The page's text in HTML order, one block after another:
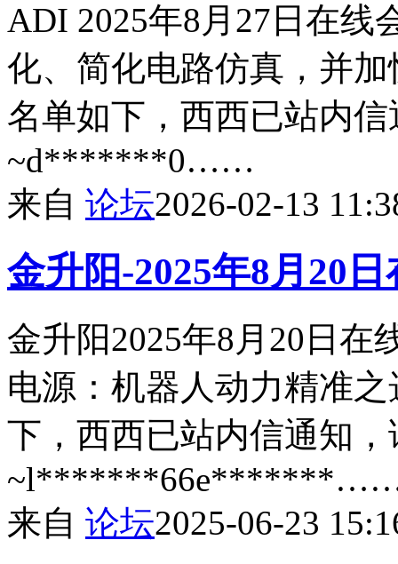
ADI 2025年8月27日在线
化、简化电路仿真，并
名单如下，西西已站内
~d*******0……
来自 论坛2026-02-13
金升阳-2025年8月20
金升阳2025年8月20日在
电源：机器人动力精准
下，西西已站内信通知
来自 论坛2025-06-23